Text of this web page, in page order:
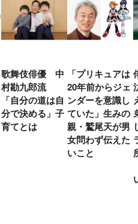
歌舞伎俳優 中
村勘九郎流
「自分の道は自
分で決める」子
育てとは
「プリキュアは
20年前からジェ
ンダーを意識し
ていた」生みの
親・鷲尾天が男
女問わず伝えた
いこと